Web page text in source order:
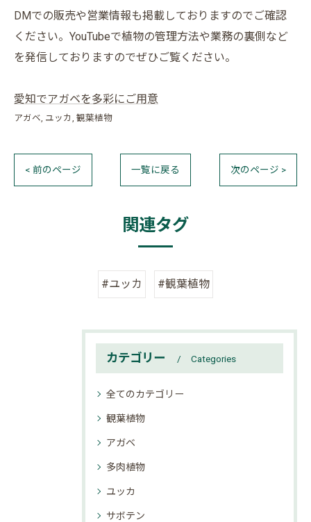
DMでの販売や営業情報も掲載しておりますのでご確認
ください。YouTubeで植物の管理方法や業務の裏側など
を発信しておりますのでぜひご覧ください。
愛知でアガベを多彩にご用意
アガベ ユッカ 観葉植物
< 前のページ 一覧に戻る 次のページ >
関連タグ
#ユッカ #観葉植物
カテゴリー Categories
全てのカテゴリー
観葉植物
アガベ
多肉植物
ユッカ
サボテン